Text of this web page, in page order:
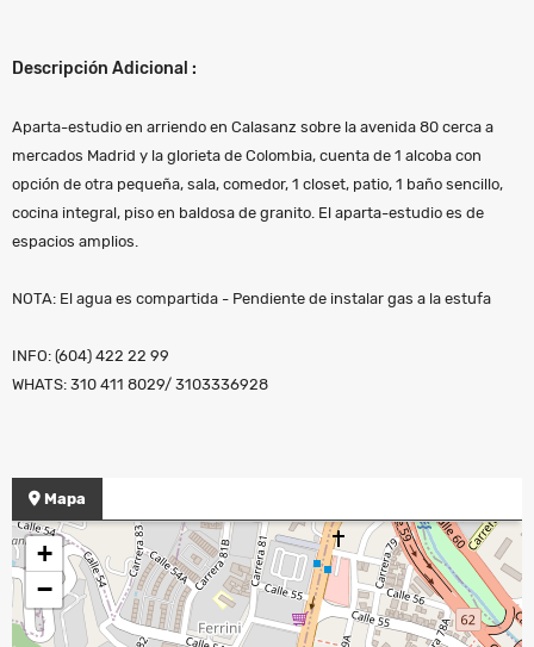
Descripción Adicional :
Aparta-estudio en arriendo en Calasanz sobre la avenida 80 cerca a
mercados Madrid y la glorieta de Colombia, cuenta de 1 alcoba con
opción de otra pequeña, sala, comedor, 1 closet, patio, 1 baño sencillo,
cocina integral, piso en baldosa de granito. El aparta-estudio es de
espacios amplios.
NOTA: El agua es compartida - Pendiente de instalar gas a la estufa
INFO: (604) 422 22 99
WHATS: 310 411 8029/ 3103336928
Mapa
+
−